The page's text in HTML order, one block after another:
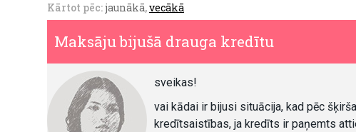
Kārtot pēc:jaunākā,vecākā
Maksāju bijušā drauga kredītu
sveikas!
vai kādai ir bijusi situācija, kad pēc
kredītsaistības, ja kredīts ir paņemts